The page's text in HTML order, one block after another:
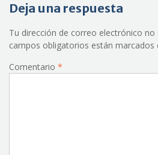
Deja una respuesta
Tu dirección de correo electrónico no
campos obligatorios están marcados
Comentario *